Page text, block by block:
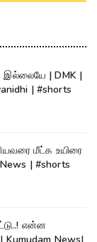
| DMK |
| #shorts
மீட்க உயிரை
| #shorts
என்ன